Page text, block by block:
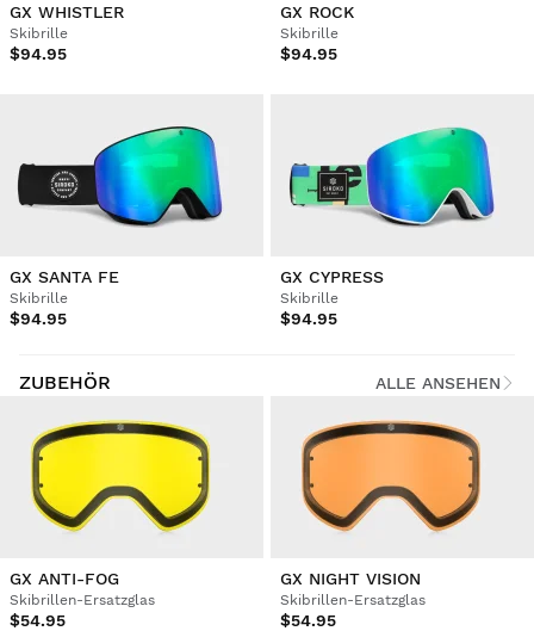
GX WHISTLER
Skibrille
$94.95
GX ROCK
Skibrille
$94.95
GX SANTA FE
Skibrille
$94.95
GX CYPRESS
Skibrille
$94.95
ZUBEHÖR ALLE ANSEHEN
GX ANTI-FOG
Skibrillen-Ersatzglas
$54.95
GX NIGHT VISION
Skibrillen-Ersatzglas
$54.95